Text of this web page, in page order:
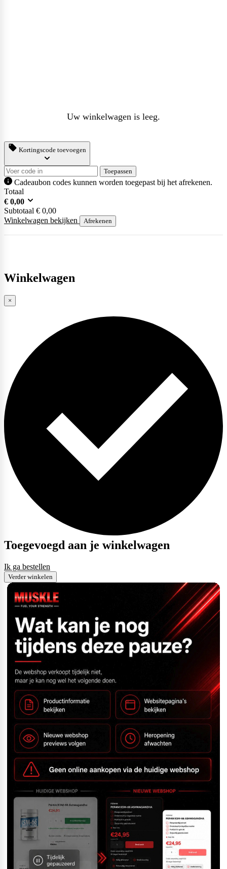
Uw winkelwagen is leeg.
Kortingscode toevoegen
Toepassen
Cadeaubon codes kunnen worden toegepast bij het afrekenen.
Totaal
€ 0,00
Subtotaal € 0,00
Winkelwagen bekijken
Afrekenen
Winkelwagen
×
Toegevoegd aan je winkelwagen
Ik ga bestellen
Verder winkelen